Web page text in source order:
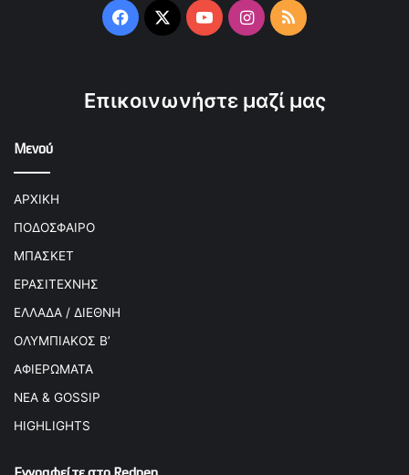
Facebook
X YouTubeInstagram
RSS
Επικοινωνήστε μαζί μας
Μενού
ΑΡΧΙΚΗ
ΠΟΔΟΣΦΑΙΡΟ
ΜΠΑΣΚΕΤ
ΕΡΑΣΙΤΕΧΝΗΣ
ΕΛΛΑΔΑ / ΔΙΕΘΝΗ
ΟΛΥΜΠΙΑΚΟΣ Β’
ΑΦΙΕΡΩΜΑΤΑ
ΝΕΑ & GOSSIP
HIGHLIGHTS